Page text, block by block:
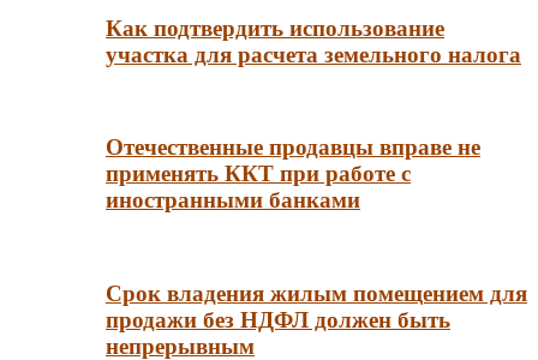
Как подтвердить использование
участка для расчета земельного налога
Отечественные продавцы вправе не
применять ККТ при работе с
иностранными банками
Срок владения жилым помещением для
продажи без НДФЛ должен быть
непрерывным